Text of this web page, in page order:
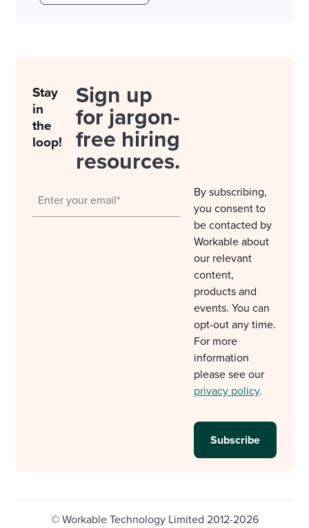
Stay
in
the
loop!
Sign up
for jargon-
free hiring
resources.
By subscribing,
you consent to
be contacted by
Workable about
our relevant
content,
products and
events. You can
opt-out any time.
For more
information
please see our
privacy policy.
© Workable Technology Limited 2012-2026